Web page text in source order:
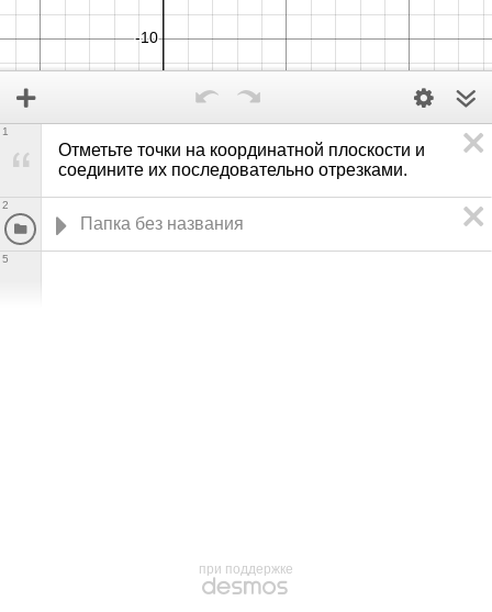
Отметьте точки на координатной плоскости и
соедините их последовательно отрезками.
1
2
5
при поддержке